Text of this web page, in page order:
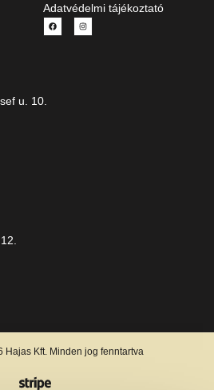
Adatvédelmi tájékoztató
u. 10.
Hajas Kft. Minden jog fenntartva